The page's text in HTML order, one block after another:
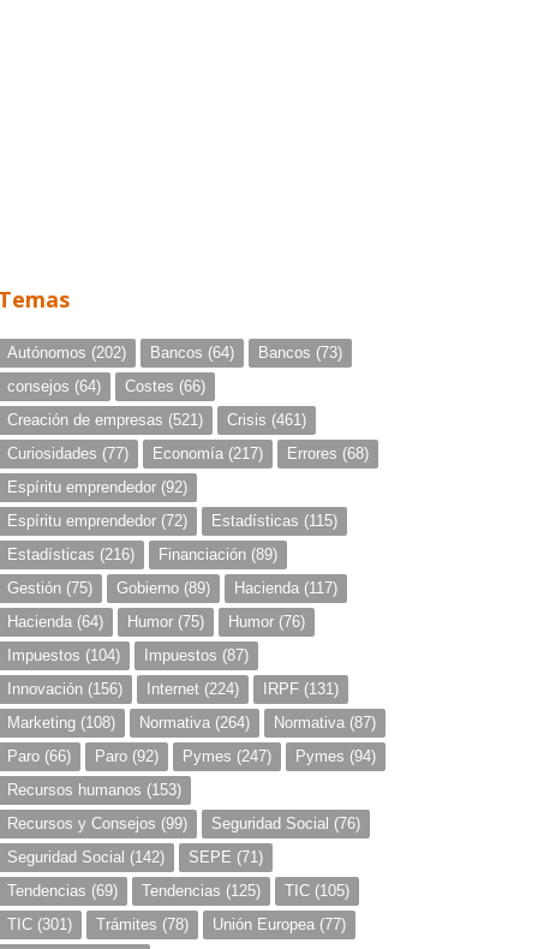
Temas
Autónomos (202) Bancos (64) Bancos (73)
consejos (64) Costes (66)
Creación de empresas (521) Crisis (461)
Curiosidades (77) Economía (217) Errores (68)
Espíritu emprendedor (92)
Espíritu emprendedor (72) Estadísticas (115)
Estadísticas (216) Financiación (89)
Gestión (75) Gobierno (89) Hacienda (117)
Hacienda (64) Humor (75) Humor (76)
Impuestos (104) Impuestos (87)
Innovación (156) Internet (224) IRPF (131)
Marketing (108) Normativa (264) Normativa (87)
Paro (66) Paro (92) Pymes (247) Pymes (94)
Recursos humanos (153)
Recursos y Consejos (99) Seguridad Social (76)
Seguridad Social (142) SEPE (71)
Tendencias (69) Tendencias (125) TIC (105)
TIC (301) Trámites (78) Unión Europea (77)